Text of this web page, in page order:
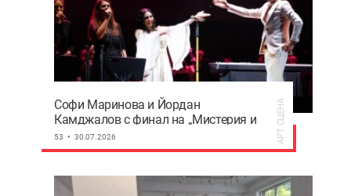
Софи Маринова и Йордан
Камджалов с финал на „Мистерия и
свобода“ на Античния театър
53 30.07.2026 АРТ СЦЕНА